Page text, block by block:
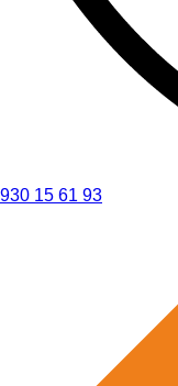
930 15 61 93